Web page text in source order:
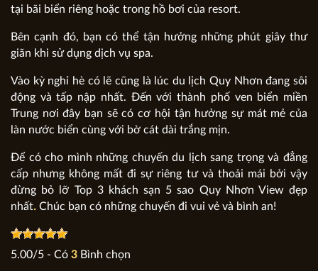
tại bãi biển riêng hoặc trong hồ bơi của resort.
Bên cạnh đó, bạn có thể tận hưởng những phút giây thư
giãn khi sử dụng dịch vụ spa.
Vào kỳ nghỉ hè có lẽ cũng là lúc du lịch Quy Nhơn đang sôi
động và tấp nập nhất. Đến với thành phố ven biển miền
Trung nơi đây bạn sẽ có cơ hội tận hưởng sự mát mẻ của
làn nước biển cùng với bờ cát dài trắng mịn.
Để có cho mình những chuyến du lịch sang trọng và đẳng
cấp nhưng không mất đi sự riêng tư và thoải mái bởi vậy
đừng bỏ lỡ Top 3 khách sạn 5 sao Quy Nhơn View đẹp
nhất. Chúc bạn có những chuyến đi vui vẻ và bình an!
5.00/5 - Có 3 Bình chọn